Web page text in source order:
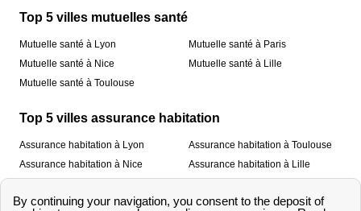
Top 5 villes mutuelles santé
Mutuelle santé à Lyon
Mutuelle santé à Nice
Mutuelle santé à Toulouse
Mutuelle santé à Paris
Mutuelle santé à Lille
Top 5 villes assurance habitation
Assurance habitation à Lyon
Assurance habitation à Nice
Assurance habitation à Toulouse
Assurance habitation à Lille